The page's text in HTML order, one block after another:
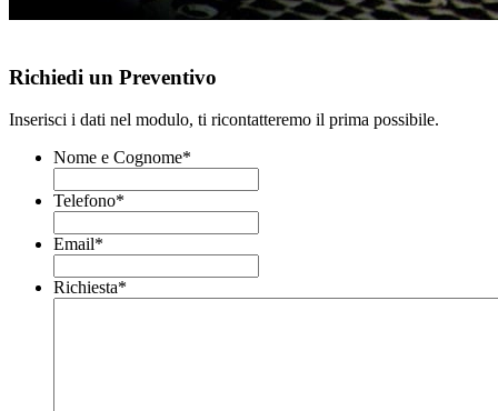
Richiedi un Preventivo
Inserisci i dati nel modulo, ti ricontatteremo il prima possibile.
Nome e Cognome*
Telefono*
Email*
Richiesta*